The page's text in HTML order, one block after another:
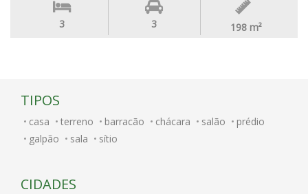
3 3 198 m²
TIPOS
casa terreno barracão chácara salão
prédio
galpão
sala sítio
CIDADES